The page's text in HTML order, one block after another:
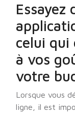
celui qui
à vos
votre
Lorsque vous
ligne, il est